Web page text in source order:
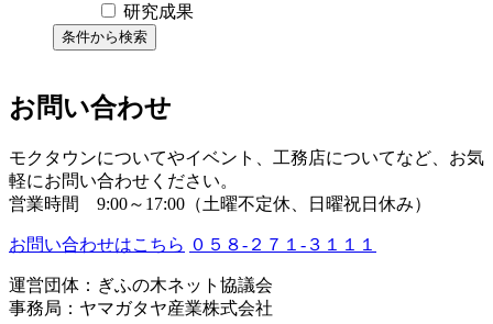
研究成果
お問い合わせ
モクタウンについてやイベント、工務店についてなど、お気
軽にお問い合わせください。
営業時間 9:00～17:00（土曜不定休、日曜祝日休み）
お問い合わせはこちら ０５８-２７１-３１１１
運営団体：ぎふの木ネット協議会
事務局：ヤマガタヤ産業株式会社